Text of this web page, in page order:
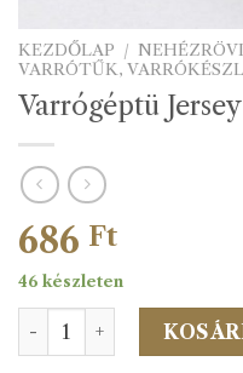
KEZDŐLAP /
VARRÓTŰK,
Varrógéptü
686 Ft
46 készleten
Varrógéptü Jersey